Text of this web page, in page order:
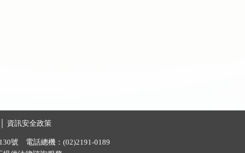
資訊安全政策
號 電話總機：(02)2191-0189